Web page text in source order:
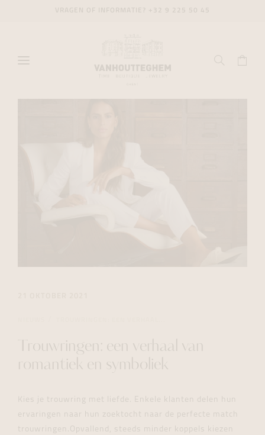
Trouwringen: een verhaal van
romantiek en symboliek
Kies je trouwring met liefde. Enkele klanten delen hun
ervaringen naar hun zoektocht naar de perfecte match
trouwringen.Opvallend, steeds minder koppels kiezen